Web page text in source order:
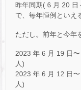
昨年同期( 6 月 20
で、毎年恒例といえ
ただし。前年と今年
2023 年 6 月 19 日
人)
2023 年 6 月 12 日
人)